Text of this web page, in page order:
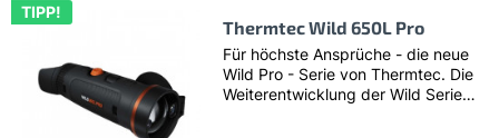
TIPP!
Thermtec Wild 650L Pro
Für höchste Ansprüche - die neue
Wild Pro - Serie von Thermtec. Die
Weiterentwicklung der Wild Serie